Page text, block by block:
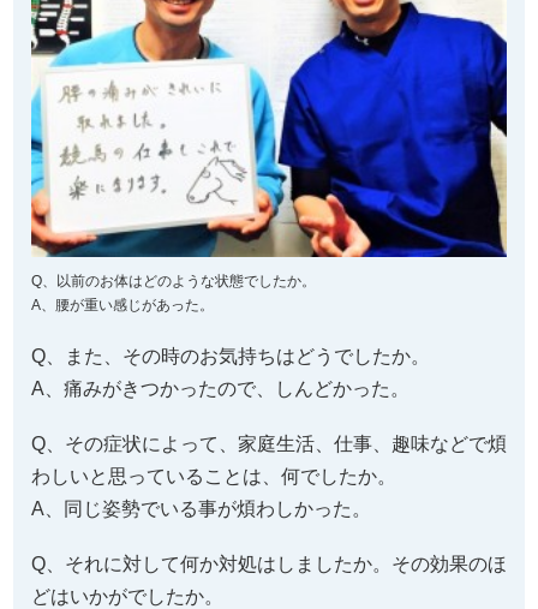
Q、以前のお体はどのような状態でしたか。
A、腰が重い感じがあった。
Q、また、その時のお気持ちはどうでしたか。
A、痛みがきつかったので、しんどかった。
Q、その症状によって、家庭生活、仕事、趣味などで煩
わしいと思っていることは、何でしたか。
A、同じ姿勢でいる事が煩わしかった。
Q、それに対して何か対処はしましたか。その効果のほ
どはいかがでしたか。